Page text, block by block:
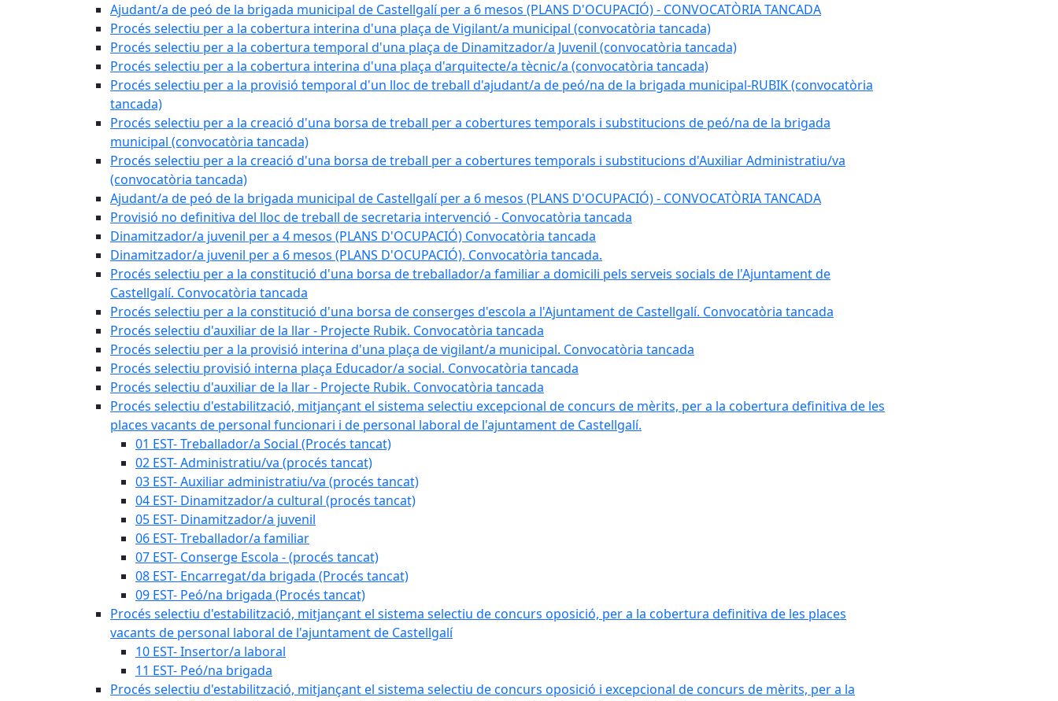
Ajudant/a de peó de la brigada municipal de Castellgalí per a 6 mesos (PLANS D'OCUPACIÓ) - CONVOCATÒRIA TANCADA
Procés selectiu per a la cobertura interina d'una plaça de Vigilant/a municipal (convocatòria tancada)
Procés selectiu per a la cobertura temporal d'una plaça de Dinamitzador/a Juvenil (convocatòria tancada)
Procés selectiu per a la cobertura interina d'una plaça d'arquitecte/a tècnic/a (convocatòria tancada)
Procés selectiu per a la provisió temporal d'un lloc de treball d'ajudant/a de peó/na de la brigada municipal-RUBIK (convocatòria
tancada)
Procés selectiu per a la creació d'una borsa de treball per a cobertures temporals i substitucions de peó/na de la brigada
municipal (convocatòria tancada)
Procés selectiu per a la creació d'una borsa de treball per a cobertures temporals i substitucions d'Auxiliar Administratiu/va
(convocatòria tancada)
Ajudant/a de peó de la brigada municipal de Castellgalí per a 6 mesos (PLANS D'OCUPACIÓ) - CONVOCATÒRIA TANCADA
Provisió no definitiva del lloc de treball de secretaria intervenció - Convocatòria tancada
Dinamitzador/a juvenil per a 4 mesos (PLANS D'OCUPACIÓ) Convocatòria tancada
Dinamitzador/a juvenil per a 6 mesos (PLANS D'OCUPACIÓ). Convocatòria tancada.
Procés selectiu per a la constitució d'una borsa de treballador/a familiar a domicili pels serveis socials de l'Ajuntament de
Castellgalí. Convocatòria tancada
Procés selectiu per a la constitució d'una borsa de conserges d'escola a l'Ajuntament de Castellgalí. Convocatòria tancada
Procés selectiu d'auxiliar de la llar - Projecte Rubik. Convocatòria tancada
Procés selectiu per a la provisió interina d'una plaça de vigilant/a municipal. Convocatòria tancada
Procés selectiu provisió interna plaça Educador/a social. Convocatòria tancada
Procés selectiu d'auxiliar de la llar - Projecte Rubik. Convocatòria tancada
Procés selectiu d'estabilització, mitjançant el sistema selectiu excepcional de concurs de mèrits, per a la cobertura definitiva de les
places vacants de personal funcionari i de personal laboral de l'ajuntament de Castellgalí.
01 EST- Treballador/a Social (Procés tancat)
02 EST- Administratiu/va (procés tancat)
03 EST- Auxiliar administratiu/va (procés tancat)
04 EST- Dinamitzador/a cultural (procés tancat)
05 EST- Dinamitzador/a juvenil
06 EST- Treballador/a familiar
07 EST- Conserge Escola - (procés tancat)
08 EST- Encarregat/da brigada (Procés tancat)
09 EST- Peó/na brigada (Procés tancat)
Procés selectiu d'estabilització, mitjançant el sistema selectiu de concurs oposició, per a la cobertura definitiva de les places
vacants de personal laboral de l'ajuntament de Castellgalí
10 EST- Insertor/a laboral
11 EST- Peó/na brigada
Procés selectiu d'estabilització, mitjançant el sistema selectiu de concurs oposició i excepcional de concurs de mèrits, per a la